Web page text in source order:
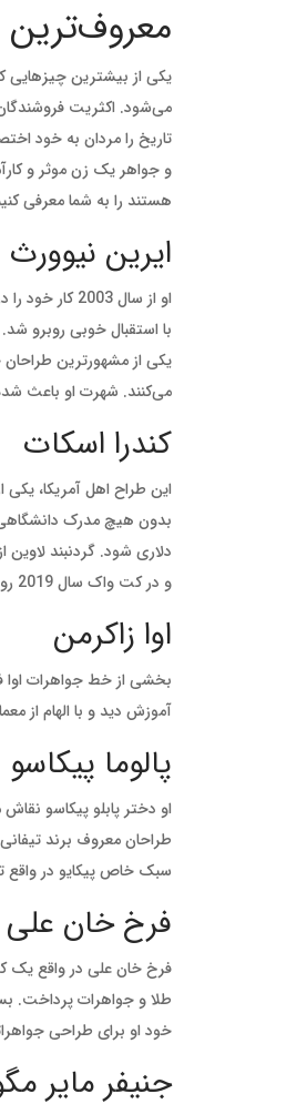
یکی از بیشترین چیزهایی
می‌شود. اکثریت
و جواهر یک زن موثر و
هستند را به شما معرفی
ایرین نیوورث
او از سال
با استقبال خوبی روبرو
یکی از مشهورترین طراحان
می‌کنند. شهرت او باعث
کندرا اسکات
بدون هیچ مدرک
دلاری شود. گردنبند
و در کت واک سال 2019 رونمایی شد.
اوا زاکرمن
بخشی از خط جواهرات اوا
آموزش دید و با الهام از
پالوما پیکاسو
طراحان معروف برند
سبک خاص پیکایو در واقع
فرخ خان علی
فرخ خان علی در واقع یک
طلا و جواهرات پرداخت.
خود او برای طراحی
جنیفر مایر